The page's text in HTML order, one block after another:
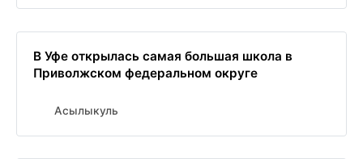
В Уфе открылась самая большая школа в
Приволжском федеральном округе
Асылыкуль